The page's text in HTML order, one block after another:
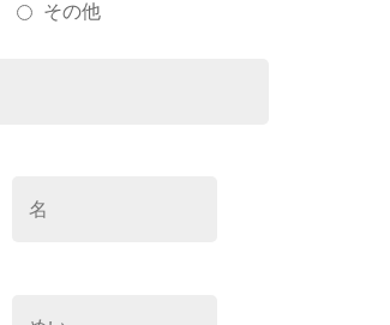
その他